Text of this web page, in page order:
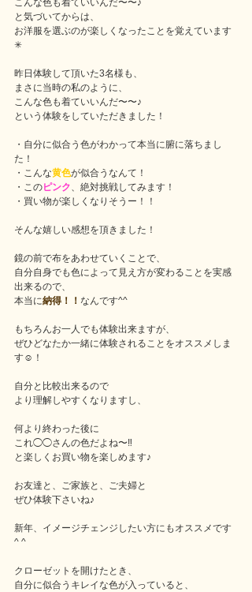
こんな色も着ていいんだ〜〜♪
と気づいてからは、
お洋服を選ぶのが楽しくなったことを覚えています
✳︎
昨日体験して頂いた3名様も、
まさに当時の私のように、
こんな色も着ていいんだ〜〜♪
という体験をしていただきました！
・自分に似合う色がわかって本当に腑に落ちまし
た！
・こんな黄色が似合うなんて！
・このピンク、絶対挑戦してみます！
・買い物が楽しくなりそうー！！
そんな嬉しい感想を頂きました！
鏡の前で布をあわせていくことで、
自分自身でも色によって見え方が変わることを実感
出来るので、
本当に納得！！ なんです^^
もちろんお一人でも体験出来ますが、
ぜひどなたか一緒に体験されることをオススメしま
す☺️！
自分と比較出来るので
より理解しやすくなりますし、
何より終わった後に
これ◯◯さんの色だよね〜‼️
と楽しくお買い物を楽しめます♪
お友達と、ご家族と、ご夫婦と
ぜひ体験下さいね♪
新年、イメージチェンジしたい方にもオススメです
^ ^
クローゼットを開けたとき、
自分に似合うキレイな色が入っていると、